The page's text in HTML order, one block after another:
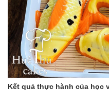
Kết quả thực hành của học